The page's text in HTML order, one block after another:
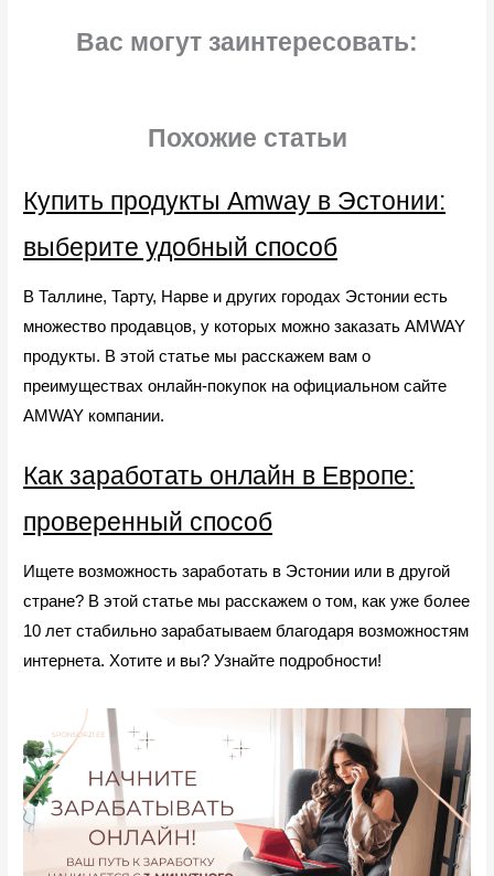
Вас могут заинтересовать:
Похожие статьи
Купить продукты Amway в Эстонии:
выберите удобный способ
В Таллине, Тарту, Нарве и других городах Эстонии есть
множество продавцов, у которых можно заказать AMWAY
продукты. В этой статье мы расскажем вам о
преимуществах онлайн-покупок на официальном сайте
AMWAY компании.
Как заработать онлайн в Европе:
проверенный способ
Ищете возможность заработать в Эстонии или в другой
стране? В этой статье мы расскажем о том, как уже более
10 лет стабильно зарабатываем благодаря возможностям
интернета. Хотите и вы? Узнайте подробности!